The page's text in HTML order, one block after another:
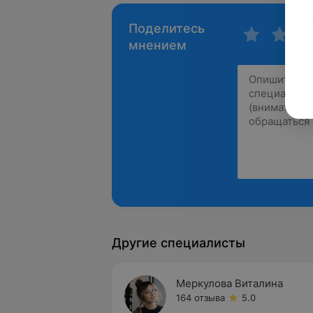
Поделитесь
мнением
Другие специалисты
Меркулова Виталина
164 отзыва 5.0